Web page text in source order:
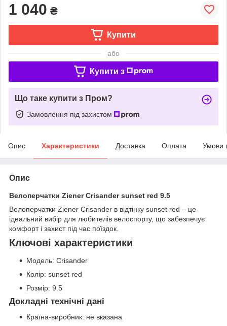
1 040 ₴
Купити
або
Купити з
Що таке купити з Пром?
Замовлення під захистом
Опис Характеристики Доставка Оплата Умови
Опис
Велоперчатки Ziener Crisander sunset red 9.5
Велоперчатки Ziener Crisander в відтінку sunset red – це
ідеальний вибір для любителів велоспорту, що забезпечує
комфорт і захист під час поїздок.
Ключові характеристики
Модель: Crisander
Колір: sunset red
Розмір: 9.5
Докладні технічні дані
Країна-виробник: не вказана